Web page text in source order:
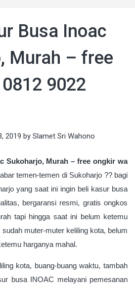
Busa Inoac
Murah – free
9022
2019 by Slamet Sri Wahono
Sukoharjo, Murah – free ongkir wa
temen-temen di Sukoharjo ?? bagi
yang saat ini ingin beli kasur busa
bergaransi resmi, gratis ongkos
tapi hingga saat ini belum ketemu
muter-muter keliling kota, belum
harganya mahal.
kota, buang-buang waktu, tambah
busa INOAC melayani pemesanan